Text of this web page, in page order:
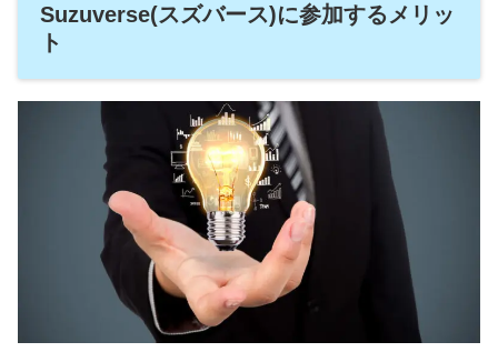
Suzuverse(スズバース)に参加するメリッ
ト